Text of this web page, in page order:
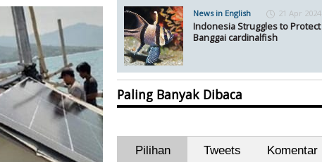
News in English 21 Apr 2024
Indonesia Struggles to Protect
Banggai cardinalfish
Paling Banyak Dibaca
Pilihan Tweets Komentar